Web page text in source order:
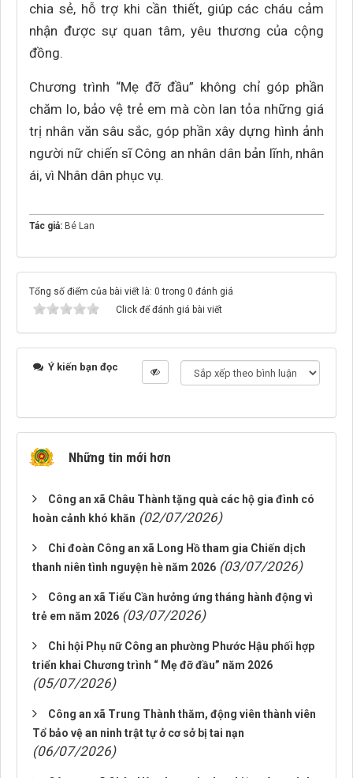
chia sẻ, hỗ trợ khi cần thiết, giúp các cháu cảm
nhận được sự quan tâm, yêu thương của cộng
đồng.
Chương trình “Mẹ đỡ đầu” không chỉ góp phần
chăm lo, bảo vệ trẻ em mà còn lan tỏa những giá
trị nhân văn sâu sắc, góp phần xây dựng hình ảnh
người nữ chiến sĩ Công an nhân dân bản lĩnh, nhân
ái, vì Nhân dân phục vụ.
Tác giả: Bé Lan
Tổng số điểm của bài viết là: 0 trong 0 đánh giá
Click để đánh giá bài viết
Ý kiến bạn đọc
Những tin mới hơn
Công an xã Châu Thành tặng quà các hộ gia đình có
hoàn cảnh khó khăn (02/07/2026)
Chi đoàn Công an xã Long Hồ tham gia Chiến dịch
thanh niên tình nguyện hè năm 2026 (03/07/2026)
Công an xã Tiểu Cần hưởng ứng tháng hành động vì
trẻ em năm 2026 (03/07/2026)
Chi hội Phụ nữ Công an phường Phước Hậu phối hợp
triển khai Chương trình “ Mẹ đỡ đầu” năm 2026
(05/07/2026)
Công an xã Trung Thành thăm, động viên thành viên
Tổ bảo vệ an ninh trật tự ở cơ sở bị tai nạn
(06/07/2026)